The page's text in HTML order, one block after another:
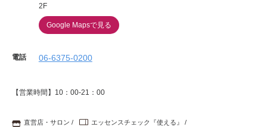
2F
Google Mapsで見る
電話 06-6375-0200
【営業時間】10：00-21：00
直営店・サロン
エッセンスチェック『使える』